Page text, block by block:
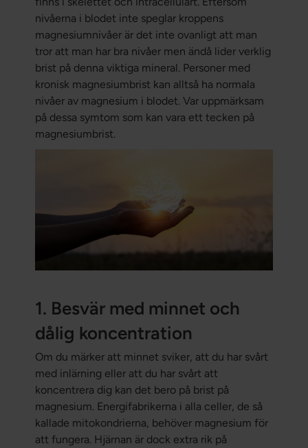
nivåerna i blodet inte speglar kroppens
magnesiumnivåer är det inte ovanligt att man
tror att man har bra nivåer men ändå lider verklig
brist på denna viktiga mineral. Personer med
kronisk magnesiumbrist kan alltså ha normala
nivåer av magnesium i blodet. Var uppmärksam
på dessa symtom som kan vara ett tecken på
magnesiumbrist.
1. Besvär med minnet och
dålig koncentration
Om du märker att minnet sviker, att du har svårt
med inlärning eller att du har svårt att
koncentrera dig kan det bero på brist på
magnesium. Energifabrikerna i alla celler, de så
kallade mitokondrierna, behöver magnesium för
att fungera. Hjärnan är dock extra rik på